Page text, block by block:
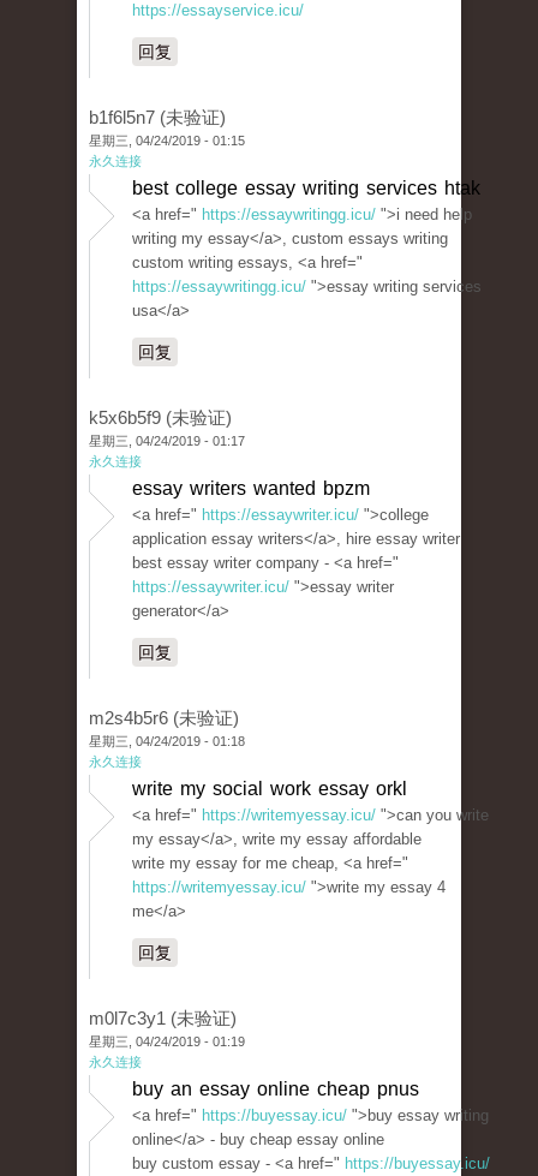
https://essayservice.icu/
回复
b1f6l5n7 (未验证)
星期三, 04/24/2019 - 01:15
永久连接
best college essay writing services htak
<a href=" https://essaywritingg.icu/ ">i need help
writing my essay</a>, custom essays writing
custom writing essays, <a href="
https://essaywritingg.icu/ ">essay writing services
usa</a>
回复
k5x6b5f9 (未验证)
星期三, 04/24/2019 - 01:17
永久连接
essay writers wanted bpzm
<a href=" https://essaywriter.icu/ ">college
application essay writers</a>, hire essay writer
best essay writer company - <a href="
https://essaywriter.icu/ ">essay writer
generator</a>
回复
m2s4b5r6 (未验证)
星期三, 04/24/2019 - 01:18
永久连接
write my social work essay orkl
<a href=" https://writemyessay.icu/ ">can you write
my essay</a>, write my essay affordable
write my essay for me cheap, <a href="
https://writemyessay.icu/ ">write my essay 4
me</a>
回复
m0l7c3y1 (未验证)
星期三, 04/24/2019 - 01:19
永久连接
buy an essay online cheap pnus
<a href=" https://buyessay.icu/ ">buy essay writing
online</a> - buy cheap essay online
buy custom essay - <a href=" https://buyessay.icu/